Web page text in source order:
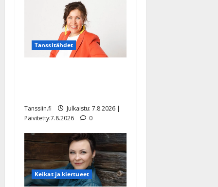
Tanssitähdet
Tanssiin.fi
Julkaistu: 7.8.2026 |
Päivitetty:7.8.2026
0
Keikat ja kiertueet